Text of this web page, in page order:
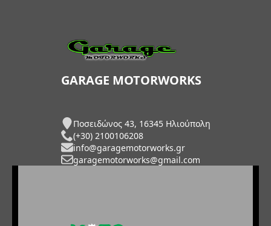
GARAGE MOTORWORKS
Ποσειδώνος 43, 16345 Ηλιούπολη
(+30) 2100106208
info@garagemotorworks.gr
garagemotorworks@gmail.com